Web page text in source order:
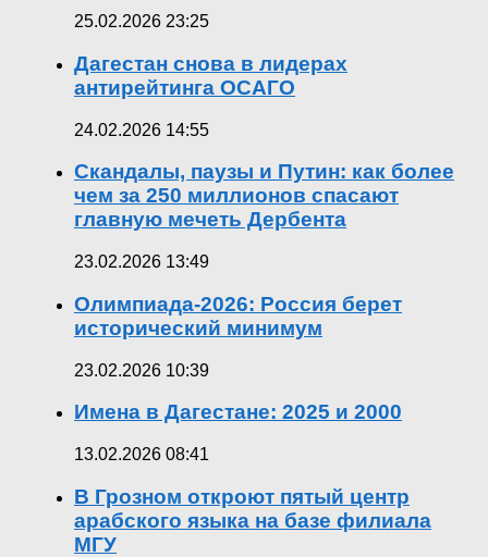
25.02.2026 23:25
Дагестан снова в лидерах
антирейтинга ОСАГО
24.02.2026 14:55
Скандалы, паузы и Путин: как более
чем за 250 миллионов спасают
главную мечеть Дербента
23.02.2026 13:49
Олимпиада-2026: Россия берет
исторический минимум
23.02.2026 10:39
Имена в Дагестане: 2025 и 2000
13.02.2026 08:41
В Грозном откроют пятый центр
арабского языка на базе филиала
МГУ